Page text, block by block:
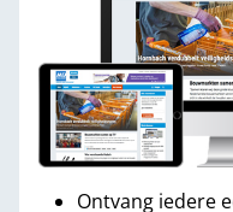
Ontvang iedere